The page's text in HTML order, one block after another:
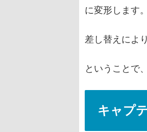
に変形します。
差し替えにより
ということで
キャプ